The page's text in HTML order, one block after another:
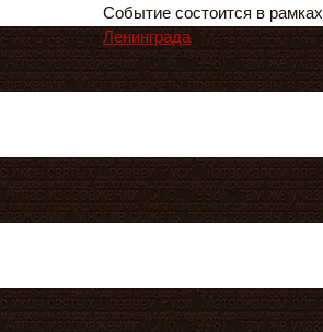
Событие состоится в рамках
Ленинграда.